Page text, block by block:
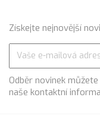
Získejte nejnovější
Odběr novinek
naše kontaktní